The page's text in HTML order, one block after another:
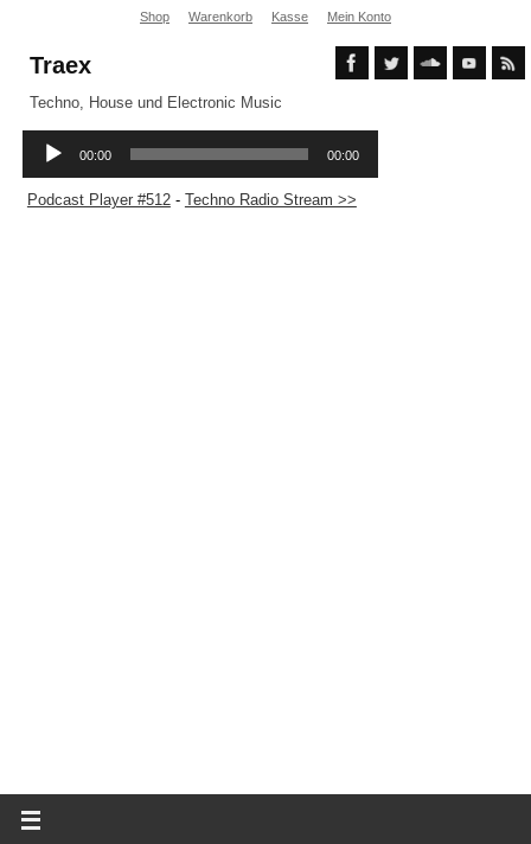
Shop Warenkorb Kasse Mein Konto
Traex
Techno, House und Electronic Music
Podcast Player #512- Techno Radio Stream >>